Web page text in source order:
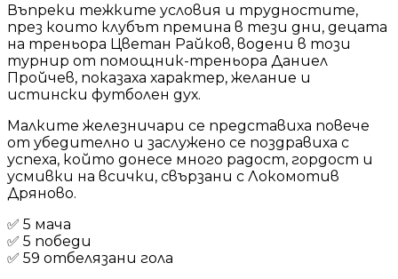
Въпреки тежките условия и трудностите,
през които клубът премина в тези дни, децата
на треньора Цветан Райков, водени в този
турнир от помощник-треньора Даниел
Пройчев, показаха характер, желание и
истински футболен дух.
Малките железничари се представиха повече
от убедително и заслужено се поздравиха с
успеха, който донесе много радост, гордост и
усмивки на всички, свързани с Локомотив
Дряново.
✅ 5 мача
✅ 5 победи
✅ 59 отбелязани гола